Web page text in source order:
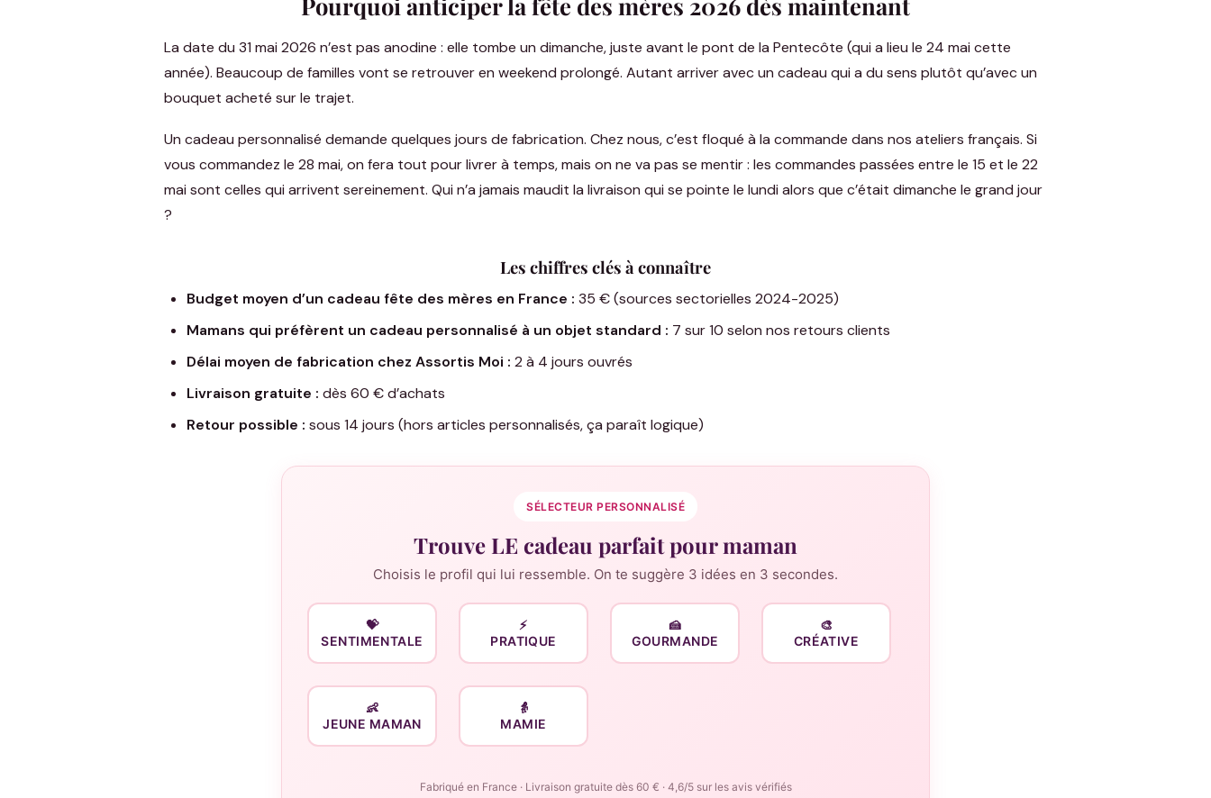
La date du 31 mai 2026 n’est pas anodine : elle tombe un dimanche, juste avant le pont de la Pentecôte (qui a lieu le 24 mai cette
année). Beaucoup de familles vont se retrouver en weekend prolongé. Autant arriver avec un cadeau qui a du sens plutôt qu’avec un
bouquet acheté sur le trajet.
Un cadeau personnalisé demande quelques jours de fabrication. Chez nous, c’est floqué à la commande dans nos ateliers français. Si
vous commandez le 28 mai, on fera tout pour livrer à temps, mais on ne va pas se mentir : les commandes passées entre le 15 et le 22
mai sont celles qui arrivent sereinement. Qui n’a jamais maudit la livraison qui se pointe le lundi alors que c’était dimanche le grand jour
?
Les chiffres clés à connaître
Budget moyen d’un cadeau fête des mères en France : 35 € (sources sectorielles 2024-2025)
Mamans qui préfèrent un cadeau personnalisé à un objet standard : 7 sur 10 selon nos retours clients
Délai moyen de fabrication chez Assortis Moi : 2 à 4 jours ouvrés
Livraison gratuite : dès 60 € d’achats
Retour possible : sous 14 jours (hors articles personnalisés, ça paraît logique)
SÉLECTEUR PERSONNALISÉ
Trouve LE cadeau parfait pour maman
Choisis le profil qui lui ressemble. On te suggère 3 idées en 3 secondes.
💝
SENTIMENTALE
⚡
PRATIQUE
🍰
GOURMANDE
🎨
CRÉATIVE
👶
JEUNE MAMAN
👵
MAMIE
Fabriqué en France · Livraison gratuite dès 60 € · 4,6/5 sur les avis vérifiés